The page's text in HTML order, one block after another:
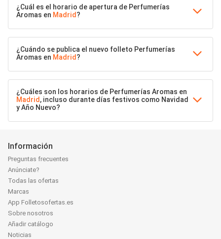
¿Cuál es el horario de apertura de Perfumerías
Aromas en Madrid ?
¿Cuándo se publica el nuevo folleto Perfumerías
Aromas en Madrid ?
¿Cuáles son los horarios de Perfumerías Aromas en
Madrid , incluso durante días festivos como Navidad
y Año Nuevo?
Información
Preguntas frecuentes
Anúnciate?
Todas las ofertas
Marcas
App Folletosofertas.es
Sobre nosotros
Añadir catálogo
Noticias